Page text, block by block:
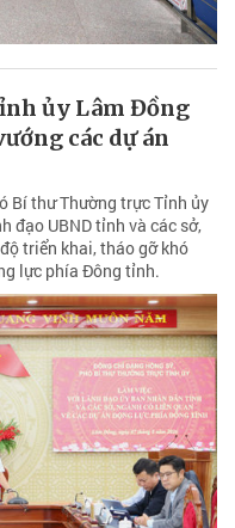
ủy Lâm Đồng
các dự án
Bí thư Thường trực Tỉnh ủy
đạo UBND tỉnh và các sở,
triển khai, tháo gỡ khó
lực phía Đông tỉnh.